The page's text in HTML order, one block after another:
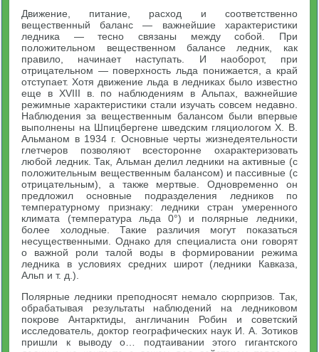
Движение, питание, расход и соответственно
вещественный баланс — важнейшие характеристики
ледника — тесно связаны между собой. При
положительном вещественном балансе ледник, как
правило, начинает наступать. И наоборот, при
отрицательном — поверхность льда понижается, а край
отступает. Хотя движение льда в ледниках было известно
еще в XVIII в. по наблюдениям в Альпах, важнейшие
режимные характеристики стали изучать совсем недавно.
Наблюдения за вещественным балансом были впервые
выполнены на Шпицбергене шведским гляциологом X. В.
Альманом в 1934 г. Основные черты жизнедеятельности
глетчеров позволяют всесторонне охарактеризовать
любой ледник. Так, Альман делил ледники на активные (с
положительным вещественным балансом) и пассивные (с
отрицательным), а также мертвые. Одновременно он
предложил основные подразделения ледников по
температурному признаку: ледники стран умеренного
климата (температура льда 0°) и полярные ледники,
более холодные. Такие различия могут показаться
несущественными. Однако для специалиста они говорят
о важной роли талой воды в формировании режима
ледника в условиях средних широт (ледники Кавказа,
Альп и т. д.).
Полярные ледники преподносят немало сюрпризов. Так,
обрабатывая результаты наблюдений на ледниковом
покрове Антарктиды, англичанин Робин и советский
исследователь, доктор географических наук И. А. Зотиков
пришли к выводу о… подтаивании этого гигантского